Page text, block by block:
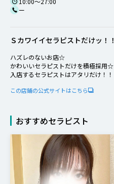
ー
Ｓカワイイセラピストだけッ！！
ハズレのないお店☆
かわいいセラピストだけを積極採用☆
入店するセラピストはアタリだけ！！
この店鋪の公式サイトはこちら
おすすめセラピスト